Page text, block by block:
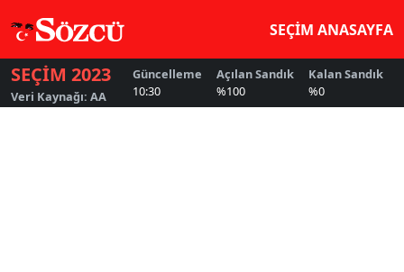
SEÇİM ANASAYFA
SEÇİM 2023
Veri Kaynağı: AA
Güncelleme
10:30
Açılan Sandık
%100
Kalan Sandık
%0